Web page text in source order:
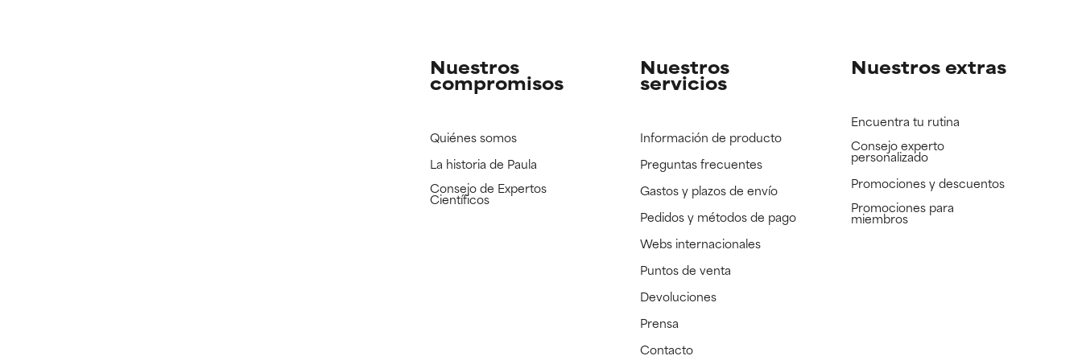
Nuestros
compromisos
Quiénes somos
La historia de Paula
Consejo de Expertos
Científicos
Nuestros
servicios
Información de producto
Preguntas frecuentes
Gastos y plazos de envío
Pedidos y métodos de pago
Webs internacionales
Puntos de venta
Devoluciones
Prensa
Contacto
Nuestros extras
Encuentra tu rutina
Consejo experto
personalizado
Promociones y descuentos​
Promociones para
miembros